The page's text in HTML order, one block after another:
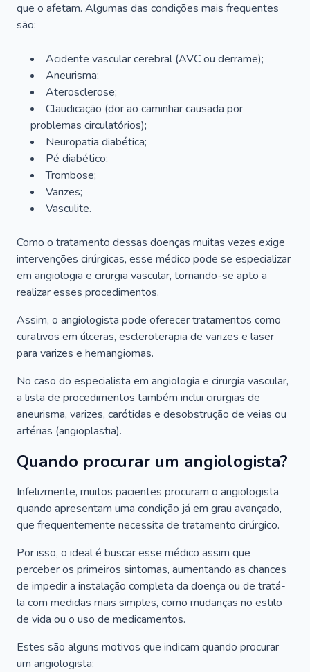
que o afetam. Algumas das condições mais frequentes
são:
Acidente vascular cerebral (AVC ou derrame);
Aneurisma;
Aterosclerose;
Claudicação (dor ao caminhar causada por
problemas circulatórios);
Neuropatia diabética;
Pé diabético;
Trombose;
Varizes;
Vasculite.
Como o tratamento dessas doenças muitas vezes exige
intervenções cirúrgicas, esse médico pode se especializar
em angiologia e cirurgia vascular, tornando-se apto a
realizar esses procedimentos.
Assim, o angiologista pode oferecer tratamentos como
curativos em úlceras, escleroterapia de varizes e laser
para varizes e hemangiomas.
No caso do especialista em angiologia e cirurgia vascular,
a lista de procedimentos também inclui cirurgias de
aneurisma, varizes, carótidas e desobstrução de veias ou
artérias (angioplastia).
Quando procurar um angiologista?
Infelizmente, muitos pacientes procuram o angiologista
quando apresentam uma condição já em grau avançado,
que frequentemente necessita de tratamento cirúrgico.
Por isso, o ideal é buscar esse médico assim que
perceber os primeiros sintomas, aumentando as chances
de impedir a instalação completa da doença ou de tratá-
la com medidas mais simples, como mudanças no estilo
de vida ou o uso de medicamentos.
Estes são alguns motivos que indicam quando procurar
um angiologista: